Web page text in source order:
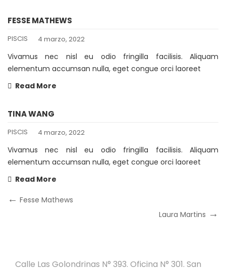
FESSE MATHEWS
PISCIS 4 marzo, 2022
Vivamus nec nisl eu odio fringilla facilisis. Aliquam
elementum accumsan nulla, eget congue orci laoreet
Read More
TINA WANG
PISCIS 4 marzo, 2022
Vivamus nec nisl eu odio fringilla facilisis. Aliquam
elementum accumsan nulla, eget congue orci laoreet
Read More
Navegación
Previous
Fesse Mathews
Laura Martins
Calle Las Golondrinas N° 393. Oficina N° 301. San